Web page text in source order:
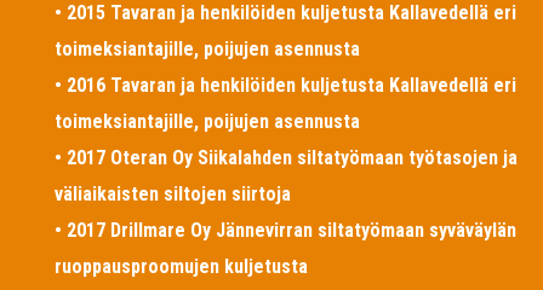
• 2015 Tavaran ja henkilöiden kuljetusta Kallavedellä eri
toimeksiantajille, poijujen asennusta
• 2016 Tavaran ja henkilöiden kuljetusta Kallavedellä eri
toimeksiantajille, poijujen asennusta
• 2017 Oteran Oy Siikalahden siltatyömaan työtasojen ja
väliaikaisten siltojen siirtoja
• 2017 Drillmare Oy Jännevirran siltatyömaan syväväylän
ruoppausproomujen kuljetusta